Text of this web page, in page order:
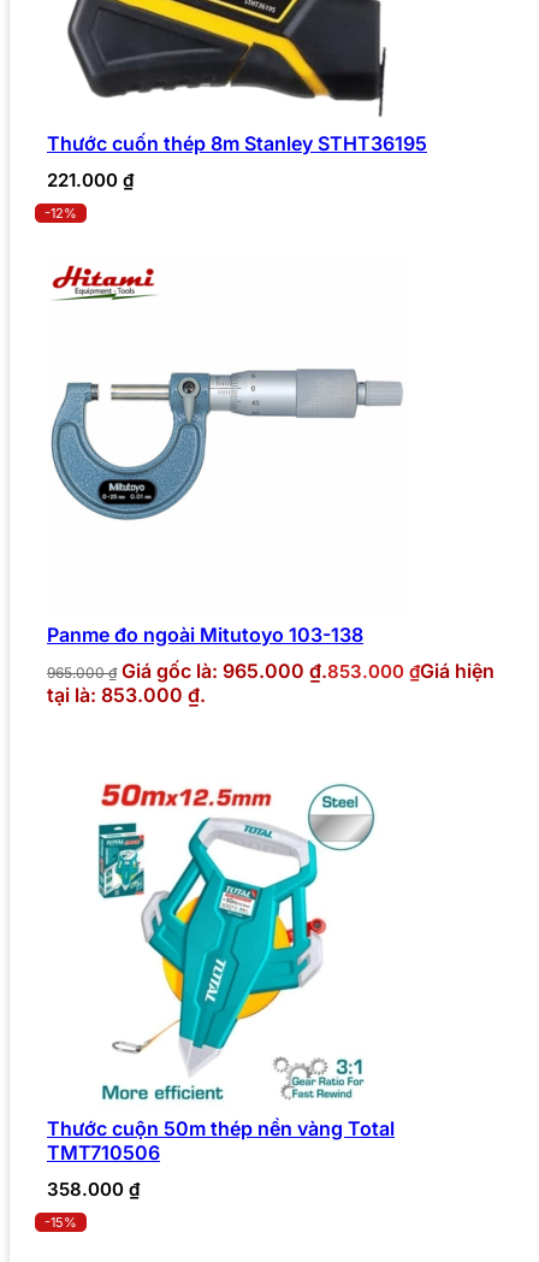
Thước cuốn thép 8m Stanley STHT36195
221.000 ₫
-12%
Panme đo ngoài Mitutoyo 103-138
965.000₫ Giá gốc là: 965.000 ₫.853.000 ₫Giá hiện
tại là: 853.000 ₫.
Thước cuộn 50m thép nền vàng Total
TMT710506
358.000 ₫
-15%